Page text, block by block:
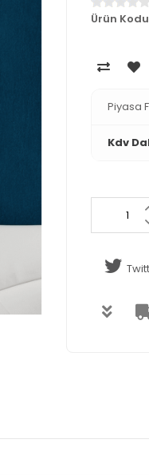
Ürün
Piyasa
Kdv